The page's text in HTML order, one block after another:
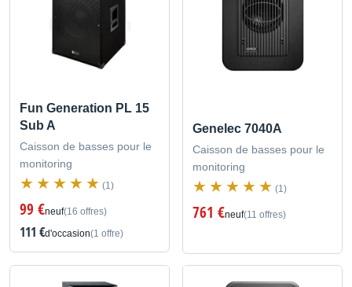
Fun Generation PL 15
Sub A
Caisson de basses pour le
monitoring
(1)
99 €neuf(16 offres)
111 €d'occasion(1 offre)
Genelec 7040A
Caisson de basses pour le
monitoring
(1)
761 €neuf(11 offres)